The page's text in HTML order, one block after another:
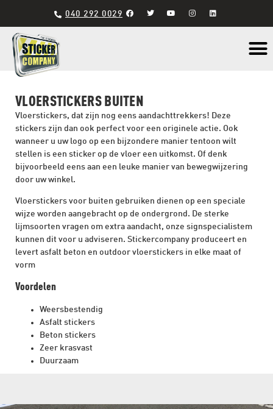
040 292 0029
VLOERSTICKERS BUITEN
Vloerstickers, dat zijn nog eens aandachttrekkers! Deze
stickers zijn dan ook perfect voor een originele actie. Ook
wanneer u uw logo op een bijzondere manier tentoon wilt
stellen is een sticker op de vloer een uitkomst. Of denk
bijvoorbeeld eens aan een leuke manier van bewegwijzering
door uw winkel.
Vloerstickers voor buiten gebruiken dienen op een speciale
wijze worden aangebracht op de ondergrond. De sterke
lijmsoorten vragen om extra aandacht, onze signspecialistem
kunnen dit voor u adviseren. Stickercompany produceert en
levert asfalt beton en outdoor vloerstickers in elke maat of
vorm
Voordelen
Weersbestendig
Asfalt stickers
Beton stickers
Zeer krasvast
Duurzaam